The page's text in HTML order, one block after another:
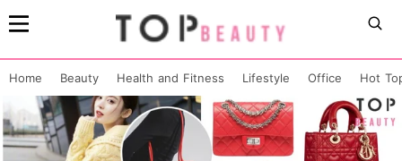
Home Beauty Health and Fitness Lifestyle Office Hot